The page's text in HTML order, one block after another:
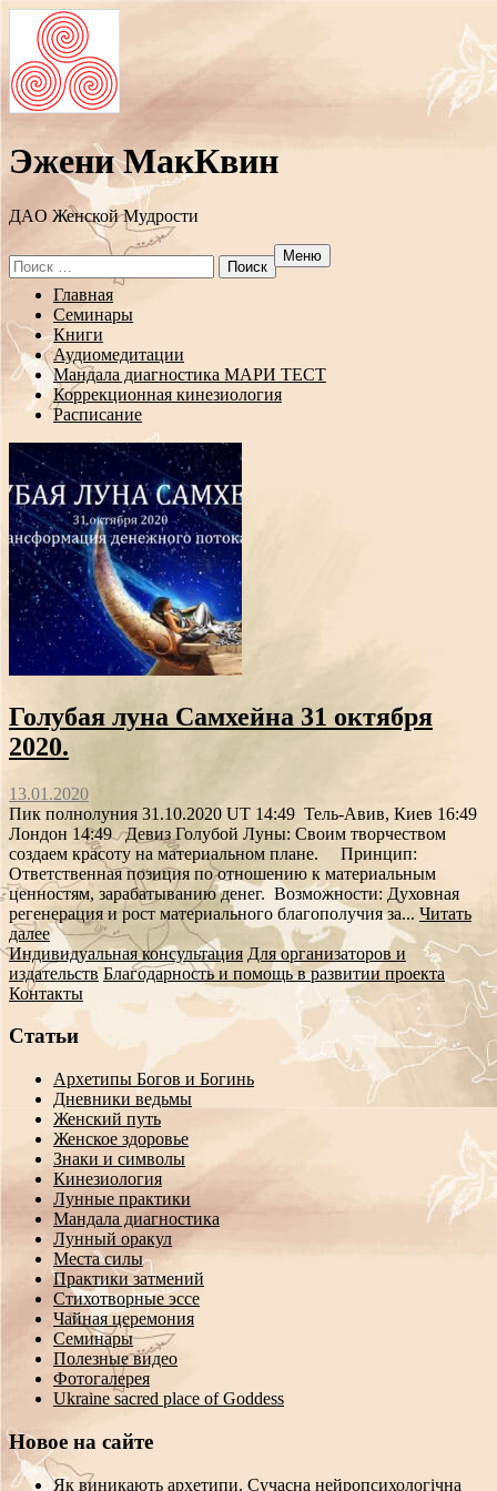
Эжени МакКвин
ДAO Женской Мудрости
Search
for:
Меню
Перейти
содержанию
Главная
Семинары
Книги
Аудиомедитации
Мандала диагностика МАРИ ТЕСТ
Коррекционная кинезиология
Расписание
Голубая луна Самхейна 31 октября
2020.
13.01.2020
Пик полнолуния 31.10.2020 UT 14:49 Тель-Авив, Киев 16:49
Лондон 14:49 Девиз Голубой Луны: Своим творчеством
создаем красоту на материальном плане. Принцип:
Ответственная позиция по отношению к материальным
ценностям, зарабатыванию денег. Возможности: Духовная
регенерация и рост материального благополучия за... Читать
далее
Индивидуальная консультация Для организаторов и
издательств Благодарность и помощь в развитии проекта
Контакты
Статьи
Архетипы Богов и Богинь
Дневники ведьмы
Женский путь
Женское здоровье
Знаки и символы
Кинезиология
Лунные практики
Мандала диагностика
Лунный оракул
Места силы
Практики затмений
Стихотворные эссе
Чайная церемония
Семинары
Полезные видео
Фотогалерея
Ukraine sacred place of Goddess
Новое на сайте
Як виникають архетипи. Сучасна нейропсихологічна